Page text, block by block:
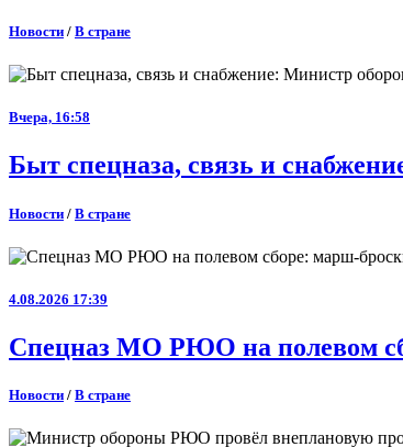
Новости / В стране
Вчера, 16:58
Быт спецназа, связь и
Новости / В стране
4.08.2026 17:39
Спецназ МО РЮО на полевом
Новости / В стране